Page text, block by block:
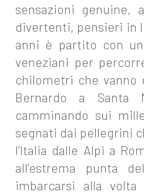
sensazioni genuine,
divertenti, pensieri in
anni è partito con
veneziani per
chilometri che vanno
Bernardo a Santa
camminando sui
segnati dai pellegrini
l’Italia dalle Alpi a
all’estrema punta
imbarcarsi alla volta